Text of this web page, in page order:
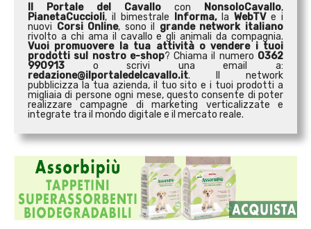
Il Portale del Cavallo con NonsoloCavallo,
PianetaCuccioli, il bimestrale Informa,laWebTVe i
nuovi Corsi Online, sono il grande network italiano
rivolto a chi ama il cavallo e gli animali da compagnia.
Vuoi promuovere la tua attività ovendere i tuoi
prodotti sul nostro e-shop? Chiama il numero 0362
990913 o scrivi una email a:
redazione@ilportaledelcavallo.it. Il network
pubblicizza la tua azienda, il tuo sito e i tuoi prodotti a
migliaia di persone ogni mese, questo consente di poter
realizzare campagne di marketing verticalizzate e
integrate tra il mondo digitale e il mercato reale.